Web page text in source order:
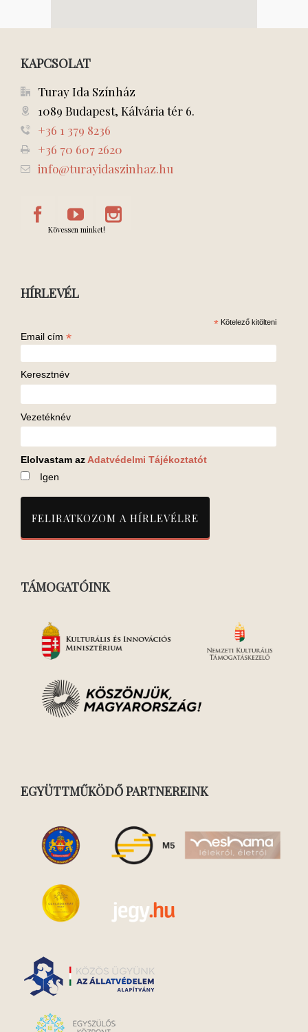
KAPCSOLAT
Turay Ida Színház
1089 Budapest, Kálvária tér 6.
+36 1 379 8236
+36 70 607 2620
info@turayidaszinhaz.hu
Kövessen minket!
HÍRLEVÉL
* Kötelező kitölteni
Email cím *
Keresztnév
Vezetéknév
Elolvastam azAdatvédelmi Tájékoztatót
Igen
TÁMOGATÓINK
EGYÜTTMŰKÖDŐ PARTNEREINK